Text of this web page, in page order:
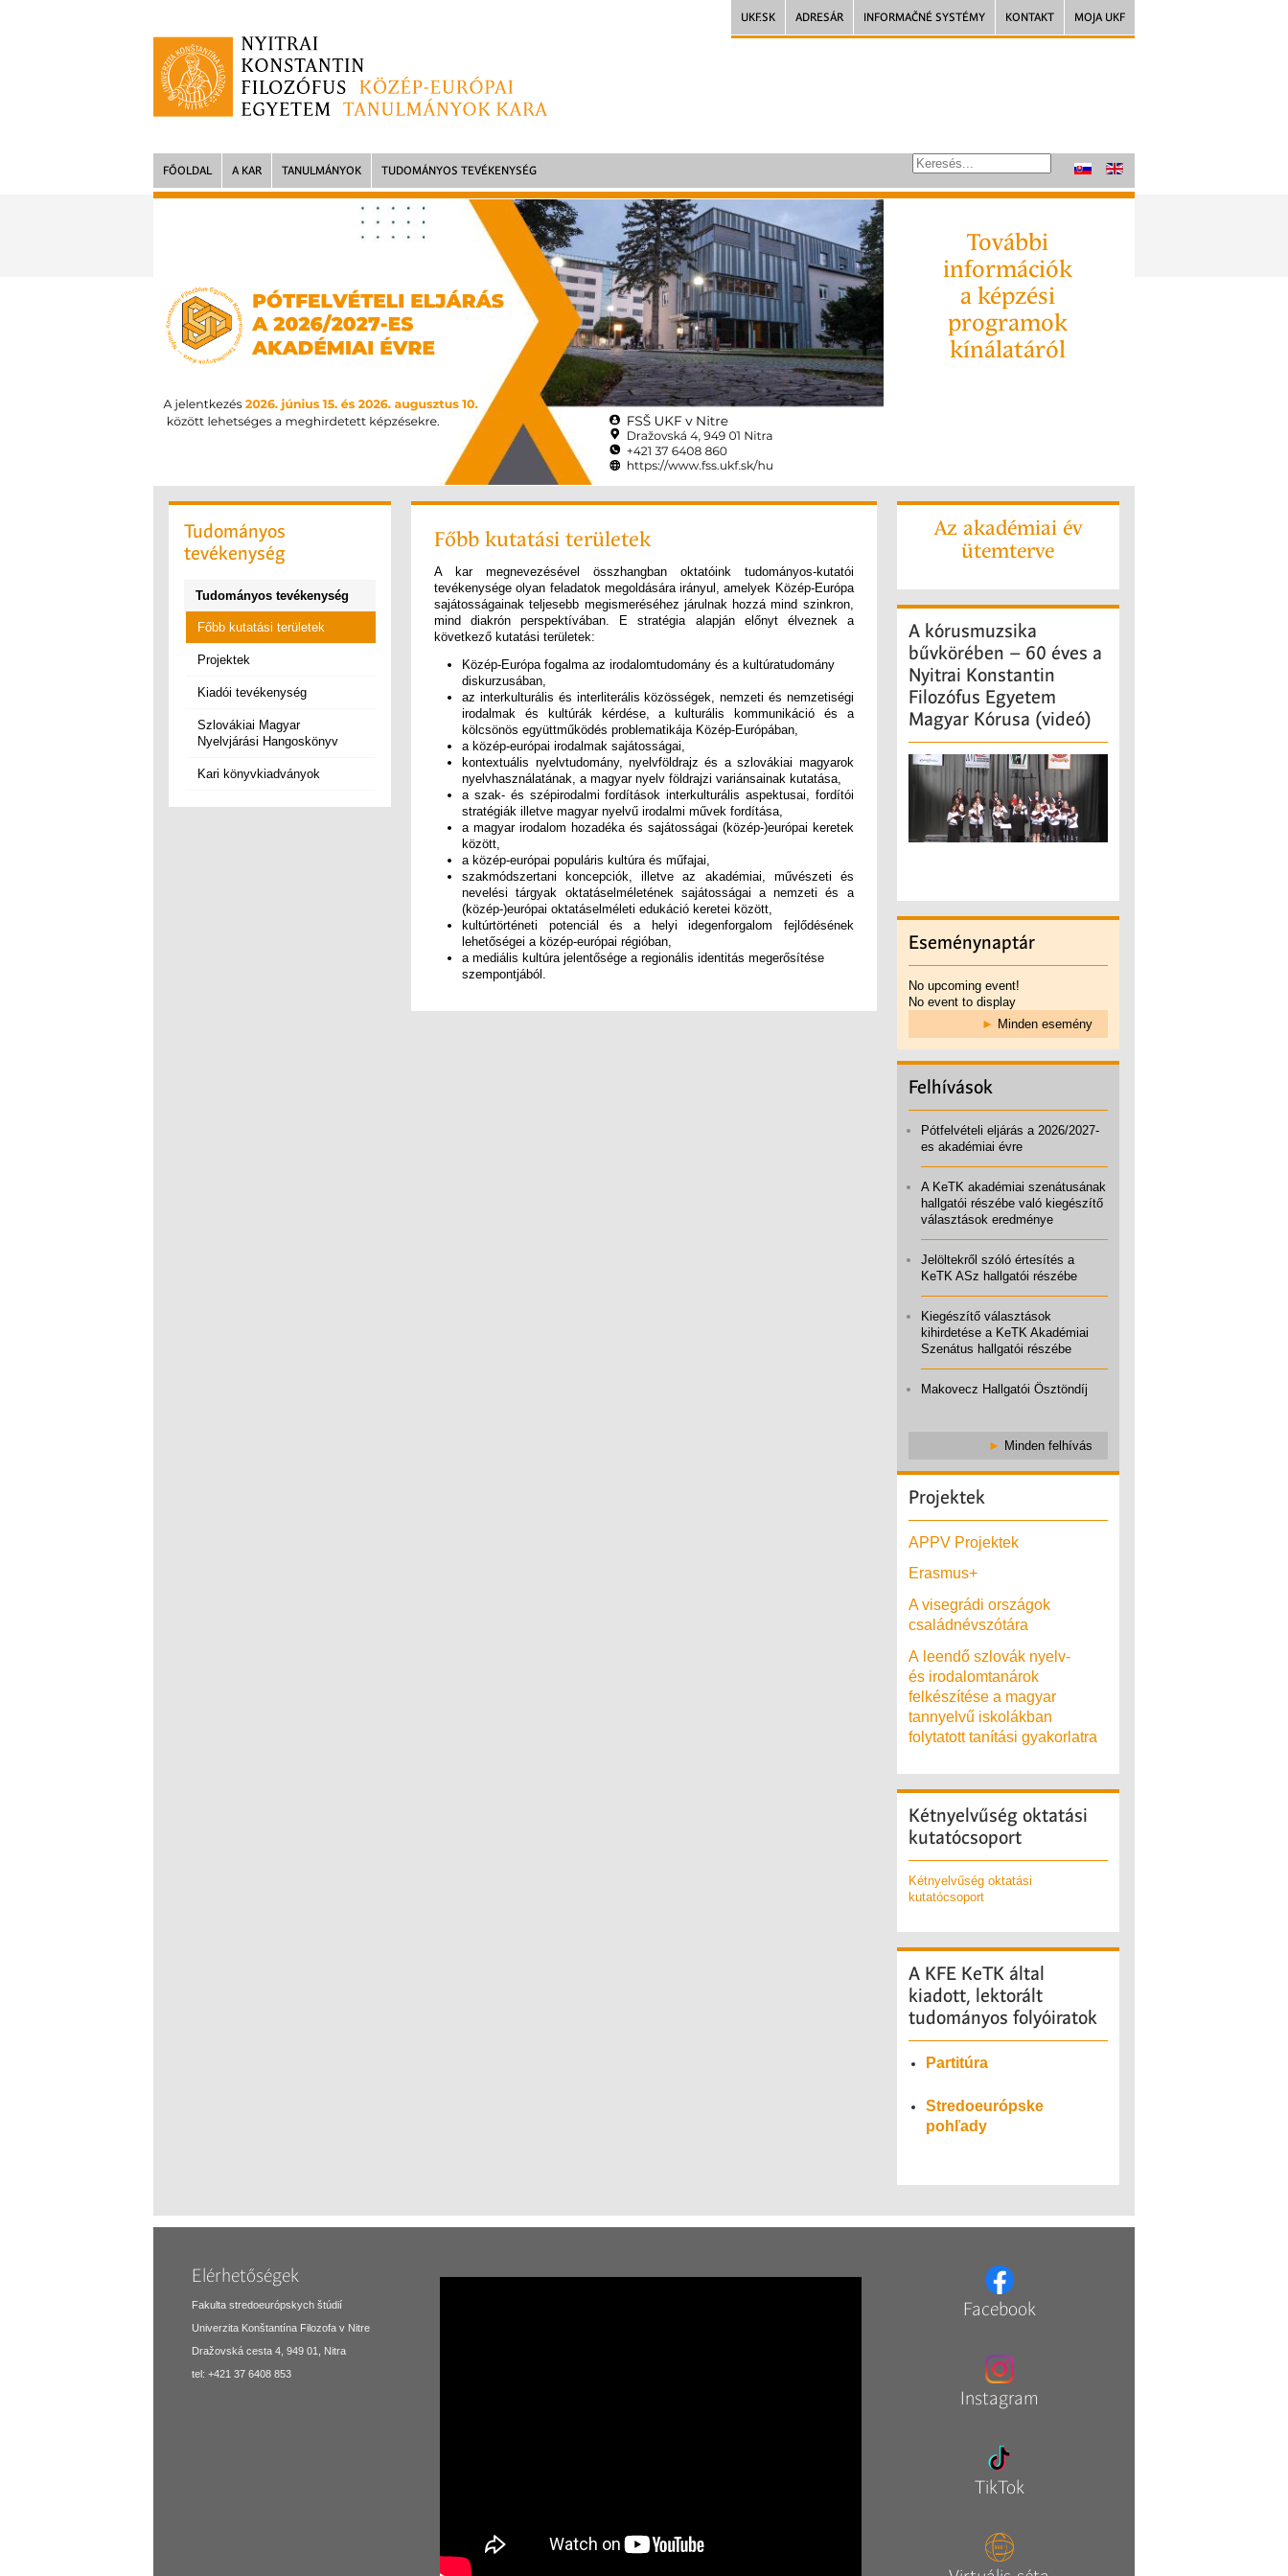
UKF.SK ADRESÁR INFORMAČNÉ SYSTÉMY KONTAKT MOJA UKF
FŐOLDAL A KAR TANULMÁNYOK TUDOMÁNYOS TEVÉKENYSÉG
További
információk
a képzési
programok
kínálatáról
Tudományos
tevékenység
Tudományos tevékenység
Főbb kutatási területek
Projektek
Kiadói tevékenység
Szlovákiai Magyar
Nyelvjárási Hangoskönyv
Kari könyvkiadványok
Főbb kutatási területek
A kar megnevezésével összhangban oktatóink tudományos-kutatói
tevékenysége olyan feladatok megoldására irányul, amelyek Közép-Európa
sajátosságainak teljesebb megismeréséhez járulnak hozzá mind szinkron,
mind diakrón perspektívában. E stratégia alapján előnyt élveznek a
következő kutatási területek:
Közép-Európa fogalma az irodalomtudomány és a kultúratudomány
diskurzusában,
az interkulturális és interliterális közösségek, nemzeti és nemzetiségi
irodalmak és kultúrák kérdése, a kulturális kommunikáció és a
kölcsönös együttműködés problematikája Közép-Európában,
a közép-európai irodalmak sajátosságai,
kontextuális nyelvtudomány, nyelvföldrajz és a szlovákiai magyarok
nyelvhasználatának, a magyar nyelv földrajzi variánsainak kutatása,
a szak- és szépirodalmi fordítások interkulturális aspektusai, fordítói
stratégiák illetve magyar nyelvű irodalmi művek fordítása,
a magyar irodalom hozadéka és sajátosságai (közép-)európai keretek
között,
a közép-európai populáris kultúra és műfajai,
szakmódszertani koncepciók, illetve az akadémiai, művészeti és
nevelési tárgyak oktatáselméletének sajátosságai a nemzeti és a
(közép-)európai oktatáselméleti edukáció keretei között,
kultúrtörténeti potenciál és a helyi idegenforgalom fejlődésének
lehetőségei a közép-európai régióban,
a mediális kultúra jelentősége a regionális identitás megerősítése
szempontjából.
Az akadémiai év
ütemterve
Akórusmuzsika
bűvkörében – 60 éves a
Nyitrai Konstantin
Filozófus Egyetem
Magyar Kórusa (videó)
Eseménynaptár
No upcoming event!
No event to display
► Minden esemény
Felhívások
Pótfelvételi eljárás a 2026/2027-
es akadémiai évre
A KeTK akadémiai szenátusának
hallgatói részébe való kiegészítő
választások eredménye
Jelöltekről szóló értesítés a
KeTK ASz hallgatói részébe
Kiegészítő választások
kihirdetése a KeTK Akadémiai
Szenátus hallgatói részébe
Makovecz Hallgatói Ösztöndíj
► Minden felhívás
Projektek
APPV Projektek
Erasmus+
A visegrádi országok
családnévszótára
A leendő szlovák nyelv-
és irodalomtanárok
felkészítése a magyar
tannyelvű iskolákban
folytatott tanítási gyakorlatra
Kétnyelvűségoktatási
kutatócsoport
Kétnyelvűség oktatási
kutatócsoport
AKFE KeTK által
kiadott, lektorált
tudományos folyóiratok
Partitúra
Stredoeurópske
pohľady
Elérhetőségek
Fakulta stredoeurópskych štúdií
Univerzita Konštantína Filozofa v Nitre
Dražovská cesta 4, 949 01, Nitra
tel: +421 37 6408 853
Facebook
Instagram
TikTok